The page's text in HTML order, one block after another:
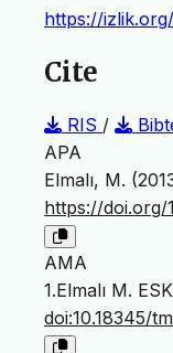
https://
Cite
RIS /
APA
Elmalı, M.
https://doi.org/
AMA
1.Elmalı M.
doi:10.18345/